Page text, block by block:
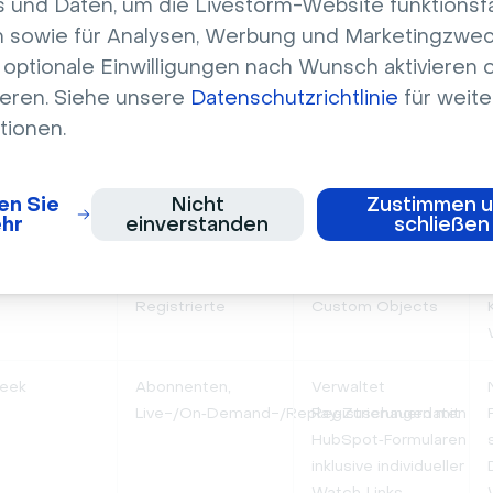
und Daten, um die Livestorm-Website
sowie für Analysen, Werbung und
Einwilligungen nach Wunsch aktivieren
Siehe unsere Datenschutzrichtlinie für
Zustimmen
schließen
Nicht
einverstanden
Sie
personalisierten
Nachverfolgung
Teilnahme,
Videostatistiken
Heatmaps zeigen
Registrierte
Custom Objects
Abonnenten,
Live-/On‑Demand-/Replay‑Zuschauerdaten
Verwaltet
Registrierungen mit
HubSpot‑Formularen
inklusive individueller